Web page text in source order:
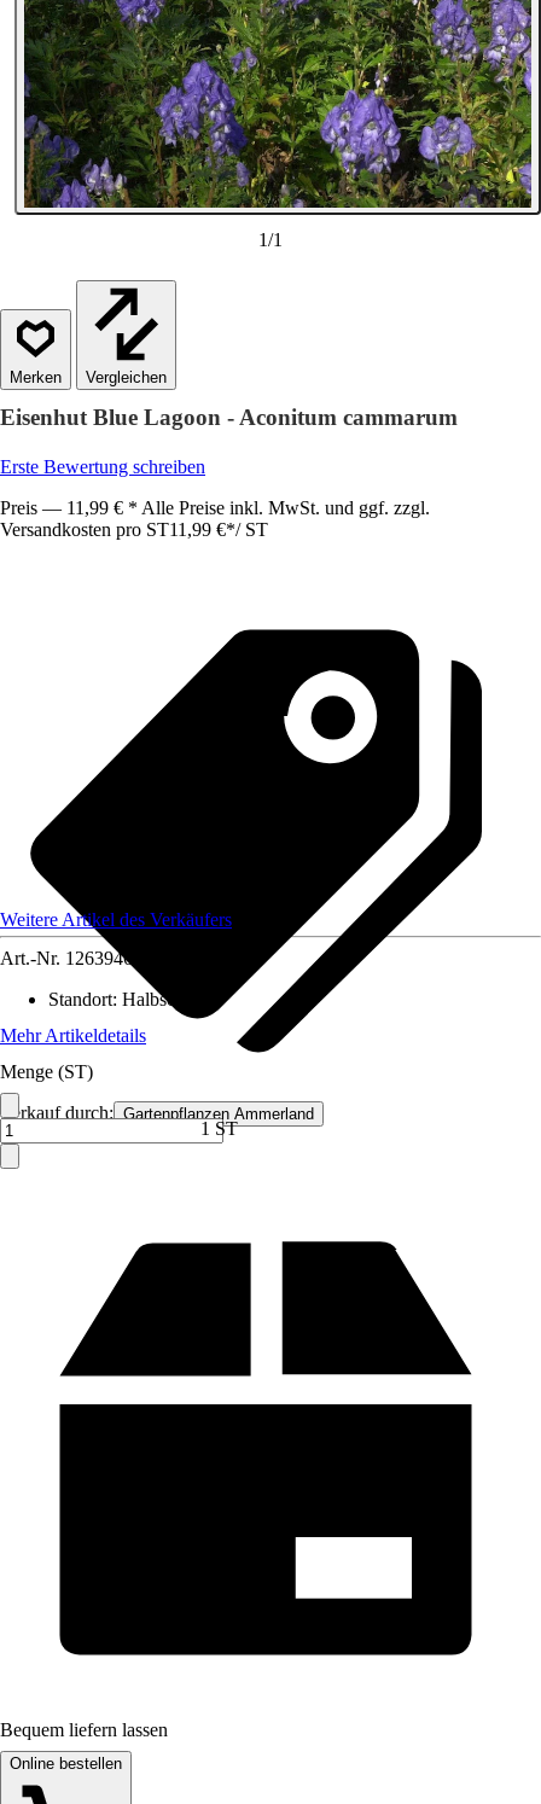
1/1
Vergleichen
Eisenhut Blue Lagoon - Aconitum cammarum
Erste Bewertung schreiben
Preis — 11,99 € * Alle Preise inkl. MwSt. und ggf. zzgl.
Versandkosten pro ST11,99 €*/ ST
Verkauf durch: Gartenpflanzen Ammerland
Weitere Artikel des Verkäufers
Art.-Nr. 12639469
Standort: Halbschatten
Mehr Artikeldetails
Menge (ST)
1 ST
Bequem liefern lassen
Online bestellen